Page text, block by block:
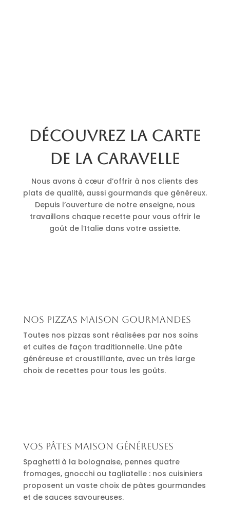
Découvrez la carte
de La Caravelle
Nous avons à cœur d’offrir à nos clients des
plats de qualité, aussi gourmands que généreux.
Depuis l’ouverture de notre enseigne, nous
travaillons chaque recette pour vous offrir le
goût de l’Italie dans votre assiette.
Nos pizzas maison gourmandes
Toutes nos pizzas sont réalisées par nos soins
et cuites de façon traditionnelle. Une pâte
généreuse et croustillante, avec un très large
choix de recettes pour tous les goûts.
Vos pâtes maison généreuses
Spaghetti à la bolognaise, pennes quatre
fromages, gnocchi ou tagliatelle : nos cuisiniers
proposent un vaste choix de pâtes gourmandes
et de sauces savoureuses.